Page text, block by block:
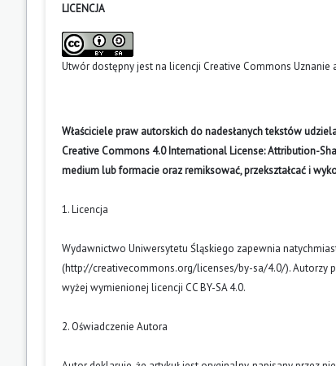
LICENCJA
Utwór dostępny jest na licencji Creative Commons
Właściciele praw autorskich do nadesłanych tekstów
Creative Commons 4.0 International License: Attribution-
medium lub formacie oraz remiksować, przekształcać i
1. Licencja
Wydawnictwo Uniwersytetu Śląskiego zapewnia
(http://creativecommons.org/licenses/by-sa/4.0/). Autorzy
wyżej wymienionej licencji CC BY-SA 4.0.
2. Oświadczenie Autora